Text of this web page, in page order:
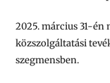
2025. március 31-én
közszolgáltatási
szegmensben.